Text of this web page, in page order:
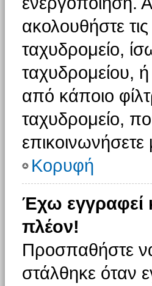
ακολουθήστε
ταχυδρομείο,
ταχυδρομείου, ή
από κάποιο
ταχυδρομείο,
επικοινωνήσετε
Κορυφή
Έχω εγγραφεί
πλέον!
Προσπαθήστε
στάλθηκε όταν